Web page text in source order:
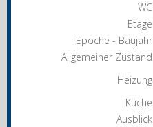
WC
Etage
Epoche - Baujahr
Allgemeiner Zustand
Heizung
Küche
Ausblick